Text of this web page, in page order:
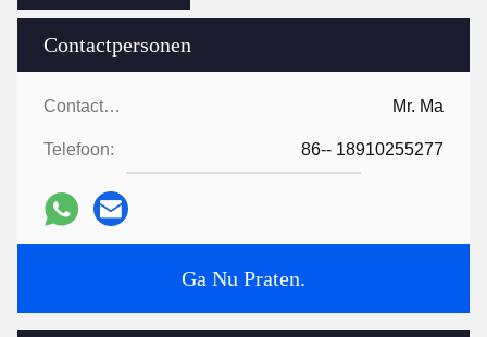
Contactpersonen
Contactpersonen: Mr. Ma
Telefoon: 86-- 18910255277
Ga Nu Praten.